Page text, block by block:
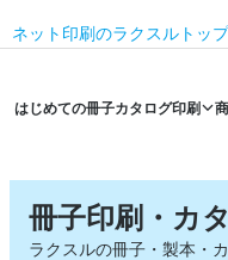
ネット印刷のラクスルトップ
はじめての冊子カタログ印刷
冊子印刷・カ
ラクスルの冊子・製本・